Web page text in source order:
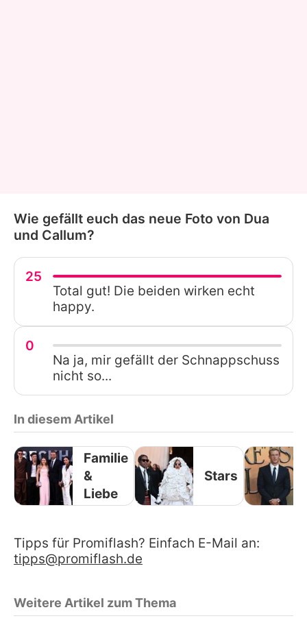
Wie gefällt euch das neue Foto von Dua
und Callum?
25
Total gut! Die beiden wirken echt
happy.
0
Na ja, mir gefällt der Schnappschuss
nicht so...
In diesem Artikel
Familie
&
Liebe
Stars
Tipps für Promiflash? Einfach E-Mail an:
tipps@promiflash.de
Weitere Artikel zum Thema